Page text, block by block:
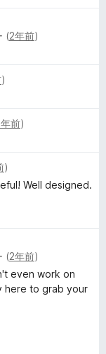
(2年前)
)
前)
)
Well designed.
(2年前)
even work on
here to grab your